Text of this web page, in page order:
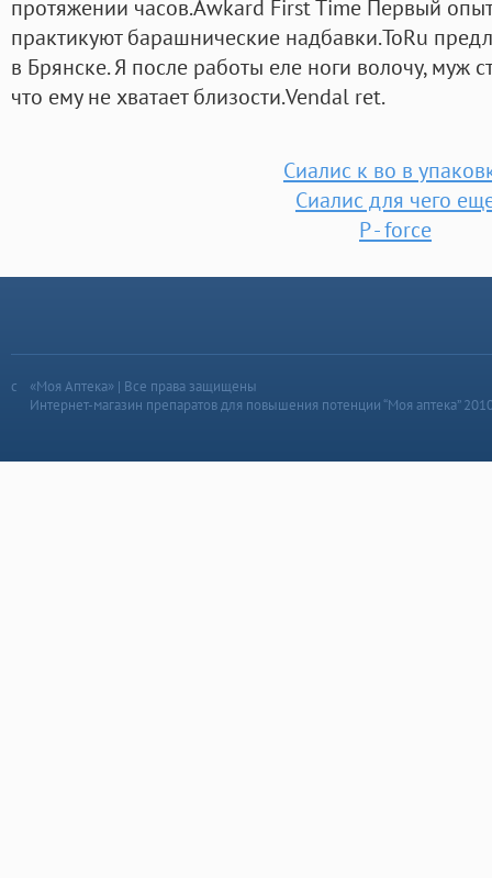
протяжении часов.Awkard First Time Первый
практикуют барашнические надбавки.ToRu
в Брянске. Я после работы еле ноги волочу, муж
что ему не хватает близости.Vendal ret.
Сиалис к во в
Сиалис для чего
P - force
«Моя Аптека» | Все права защищены
Интернет-магазин препаратов для повышения потенции “Моя аптека”